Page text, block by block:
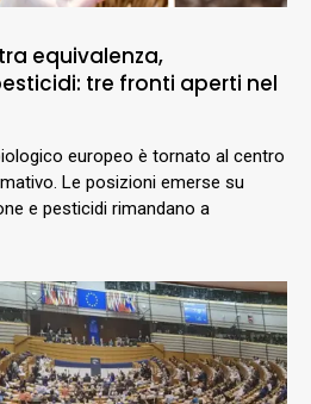
equivalenza,
tre fronti aperti nel
europeo è tornato al centro
Le posizioni emerse su
e pesticidi rimandano a